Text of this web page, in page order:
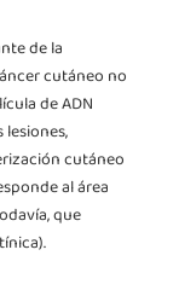
de la
cutáneo no
de ADN
cutáneo
al área
que